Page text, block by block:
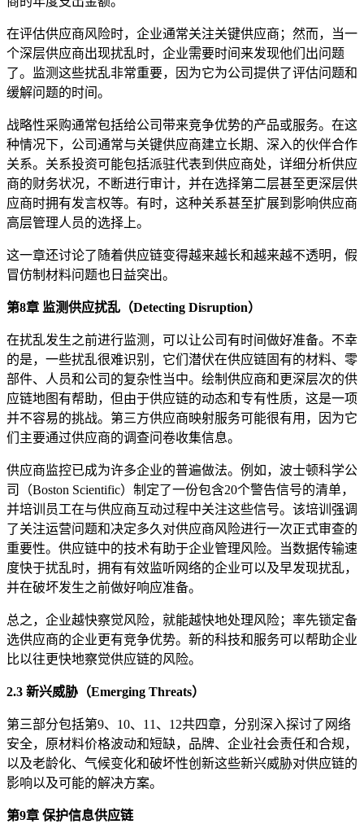
在评估供应商风险时，企业通常关注关键供应商；然而，当一
个深层供应商出现扰乱时，企业需要时间来发现他们出问题
了。监测这些扰乱非常重要，因为它为公司提供了评估问题和
缓解问题的时间。
战略性采购通常包括给公司带来竞争优势的产品或服务。在这
种情况下，公司通常与关键供应商建立长期、深入的伙伴合作
关系。关系投资可能包括派驻代表到供应商处，详细分析供应
商的财务状况，不断进行审计，并在选择第二层甚至更深层供
应商时拥有发言权等。有时，这种关系甚至扩展到影响供应商
高层管理人员的选择上。
这一章还讨论了随着供应链变得越来越长和越来越不透明，假
冒仿制材料问题也日益突出。
第8章 监测供应扰乱（Detecting Disruption）
在扰乱发生之前进行监测，可以让公司有时间做好准备。不幸
的是，一些扰乱很难识别，它们潜伏在供应链固有的材料、零
部件、人员和公司的复杂性当中。绘制供应商和更深层次的供
应链地图有帮助，但由于供应链的动态和专有性质，这是一项
并不容易的挑战。第三方供应商映射服务可能很有用，因为它
们主要通过供应商的调查问卷收集信息。
供应商监控已成为许多企业的普遍做法。例如，波士顿科学公
司（Boston Scientific）制定了一份包含20个警告信号的清单，
并培训员工在与供应商互动过程中关注这些信号。该培训强调
了关注运营问题和决定多久对供应商风险进行一次正式审查的
重要性。供应链中的技术有助于企业管理风险。当数据传输速
度快于扰乱时，拥有有效监听网络的企业可以及早发现扰乱，
并在破坏发生之前做好响应准备。
总之，企业越快察觉风险，就能越快地处理风险；率先锁定备
选供应商的企业更有竞争优势。新的科技和服务可以帮助企业
比以往更快地察觉供应链的风险。
2.3 新兴威胁（Emerging Threats）
第三部分包括第9、10、11、12共四章，分别深入探讨了网络
安全，原材料价格波动和短缺，品牌、企业社会责任和合规，
以及老龄化、气候变化和破坏性创新这些新兴威胁对供应链的
影响以及可能的解决方案。
第9章 保护信息供应链